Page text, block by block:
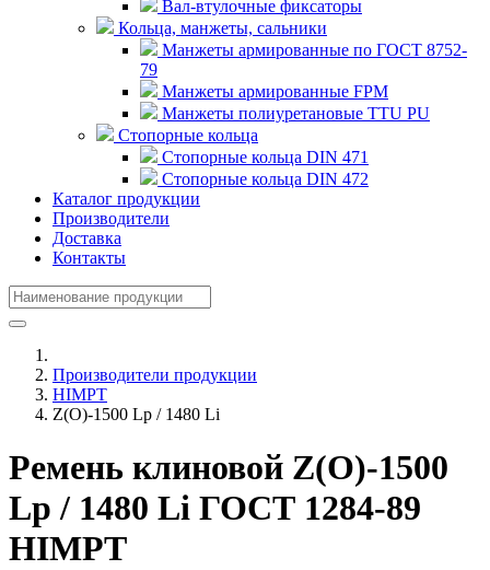
Вал-втулочные фиксаторы
Кольца, манжеты, сальники
Манжеты армированные по ГОСТ 8752-
79
Манжеты армированные FPM
Манжеты полиуретановые TTU PU
Стопорные кольца
Стопорные кольца DIN 471
Стопорные кольца DIN 472
Каталог продукции
Производители
Доставка
Контакты
Производители продукции
HIMPT
Z(О)-1500 Lp / 1480 Li
Ремень клиновой Z(О)-1500
Lp / 1480 Li ГОСТ 1284-89
HIMPT